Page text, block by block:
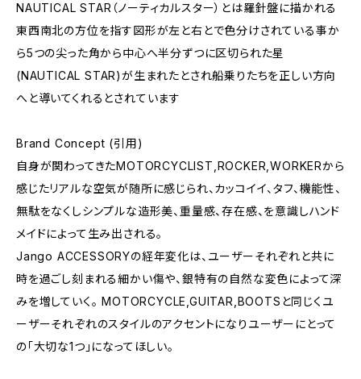
NAUTICAL STAR（ノーティカルスター）とは羅針盤に描かれる
東西南北の方位を指す図形が左と右とで色分けされている事か
ら5つの尖った角から中心へ半分ずつに区切られた星
(NAUTICAL STAR)が生まれたとされ船乗りたちを正しい方向
へと導いてくれるとされています
Brand Concept (引用)
自身が関わってきたMOTORCYCLIST,ROCKER,WORKERから
感じたリアルな空気が随所に感じられ、カッコイイ、タフ、機能性、
無駄をなくしシンプルな造形美、重量感、存在感、を意識しハンド
メイドによって生み出される。
Jango ACCESSORYの経年変化は、ユーザーそれぞれと共に
時を過ごし刻まれる細かい傷や、銀特有の自然な変色によって深
みを増していく。 MOTORCYCLE,GUITAR,BOOTSと同じくユ
ーザーそれぞれのスタイルのアクセントになりユーザーにとって
の「大切な1つ」になってほしい。